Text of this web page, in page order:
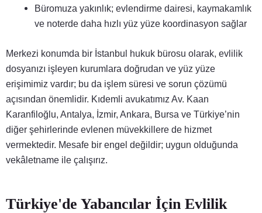
Büromuza yakınlık; evlendirme dairesi, kaymakamlık
ve noterde daha hızlı yüz yüze koordinasyon sağlar
Merkezi konumda bir İstanbul hukuk bürosu olarak, evlilik
dosyanızı işleyen kurumlara doğrudan ve yüz yüze
erişimimiz vardır; bu da işlem süresi ve sorun çözümü
açısından önemlidir. Kıdemli avukatımız Av. Kaan
Karanfiloğlu, Antalya, İzmir, Ankara, Bursa ve Türkiye’nin
diğer şehirlerinde evlenen müvekkillere de hizmet
vermektedir. Mesafe bir engel değildir; uygun olduğunda
vekâletname ile çalışırız.
Türkiye'de Yabancılar İçin Evlilik